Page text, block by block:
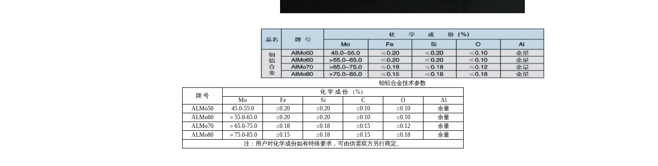
钼铝合金技术参数
牌 号
化 学 成 份 （%）
Mo
Fe Si C O
Al
ALMo50
45.0-55.0 ≤0.20 ≤0.20 ≤0.10 ≤0.10
余量
ALMo60
＞55.0-65.0 ≤0.20 ≤0.20 ≤0.10 ≤0.10
余量
ALMo70
＞65.0-75.0 ≤0.18 ≤0.18 ≤0.15 ≤0.12
余量
ALMo80
＞75.0-85.0 ≤0.15 ≤0.18 ≤0.15 ≤0.18
余量
注：用户对化学成份如有特殊要求，可由供需双方另行商定。